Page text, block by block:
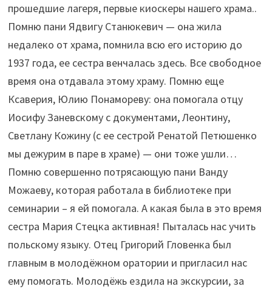
прошедшие лагеря, первые киоскеры нашего храма..
Помню пани Ядвигу Станюкевич — она жила
недалеко от храма, помнила всю его историю до
1937 года, ее сестра венчалась здесь. Все свободное
время она отдавала этому храму. Помню еще
Ксаверия, Юлию Понамореву: она помогала отцу
Иосифу Заневскому с документами, Леонтину,
Светлану Кожину (c ее сестрой Ренатой Петюшенко
мы дежурим в паре в храме) — они тоже ушли…
Помню совершенно потрясающую пани Ванду
Можаеву, которая работала в библиотеке при
семинарии – я ей помогала. А какая была в это время
сестра Мария Стецка активная! Пыталась нас учить
польскому языку. Отец Григорий Гловенка был
главным в молодёжном оратории и пригласил нас
ему помогать. Молодёжь ездила на экскурсии, за